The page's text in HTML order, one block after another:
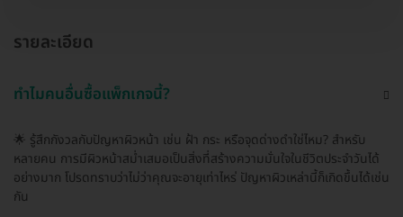
รายละเอียด
ทำไมคนอื่นซื้อแพ็กเกจนี้?
🌟 รู้สึกกังวลกับปัญหาผิวหน้า เช่น ฝ้า กระ หรือจุดด่างดำใช่ไหม? สำหรับ
หลายคน การมีผิวหน้าสม่ำเสมอเป็นสิ่งที่สร้างความมั่นใจในชีวิตประจำวันได้
อย่างมาก โปรดทราบว่าไม่ว่าคุณจะอายุเท่าไหร่ ปัญหาผิวเหล่านี้ก็เกิดขึ้นได้เช่น
กัน